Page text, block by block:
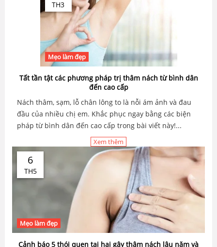
TH3
Mẹo làm đẹp
Tất tần tật các phương pháp trị thâm nách từ bình dân
đến cao cấp
Nách thâm, sạm, lỗ chân lông to là nỗi ám ảnh và đau
đầu của nhiều chị em. Khắc phục ngay bằng các biện
pháp từ bình dân đến cao cấp trong bài viết này!...
Xem thêm
6
TH5
Mẹo làm đẹp
Cảnh báo 5 thói quen tai hại gây thâm nách lâu năm và